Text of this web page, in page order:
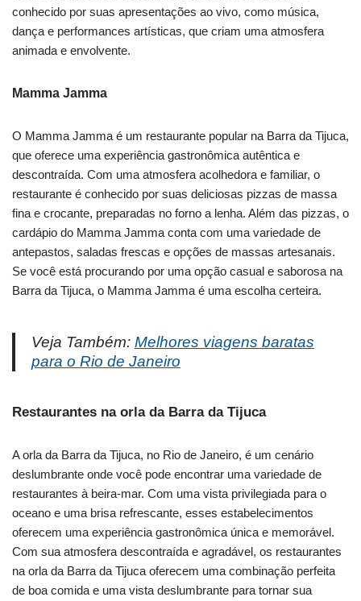
conhecido por suas apresentações ao vivo, como música,
dança e performances artísticas, que criam uma atmosfera
animada e envolvente.
Mamma Jamma
O Mamma Jamma é um restaurante popular na Barra da Tijuca,
que oferece uma experiência gastronômica autêntica e
descontraída. Com uma atmosfera acolhedora e familiar, o
restaurante é conhecido por suas deliciosas pizzas de massa
fina e crocante, preparadas no forno a lenha. Além das pizzas, o
cardápio do Mamma Jamma conta com uma variedade de
antepastos, saladas frescas e opções de massas artesanais.
Se você está procurando por uma opção casual e saborosa na
Barra da Tijuca, o Mamma Jamma é uma escolha certeira.
Veja Também: Melhores viagens baratas
para o Rio de Janeiro
Restaurantes na orla da Barra da Tijuca
A orla da Barra da Tijuca, no Rio de Janeiro, é um cenário
deslumbrante onde você pode encontrar uma variedade de
restaurantes à beira-mar. Com uma vista privilegiada para o
oceano e uma brisa refrescante, esses estabelecimentos
oferecem uma experiência gastronômica única e memorável.
Com sua atmosfera descontraída e agradável, os restaurantes
na orla da Barra da Tijuca oferecem uma combinação perfeita
de boa comida e uma vista deslumbrante para tornar sua